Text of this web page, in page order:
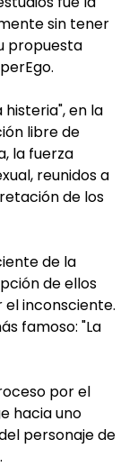
sin tener
propuesta
histeria", en la
libre de
la fuerza
reunidos a
de los
de la
de ellos
inconsciente.
famoso: "La
por el
hacia uno
personaje de